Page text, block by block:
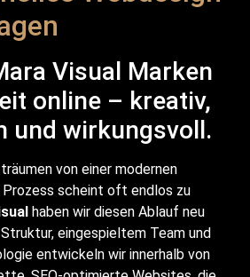
Visual Marken
online – kreativ,
und wirkungsvoll.
von einer modernen
scheint oft endlos zu
haben wir diesen Ablauf neu
eingespieltem Team und
entwickeln wir innerhalb von